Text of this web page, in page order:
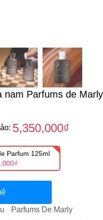
nam Parfums de
5,350,000₫
Parfum 125ml
Parfums De Marly